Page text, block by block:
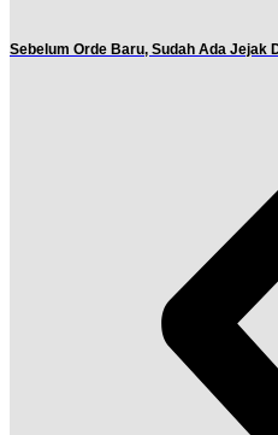
Sebelum Orde Baru, Sudah Ada Jejak